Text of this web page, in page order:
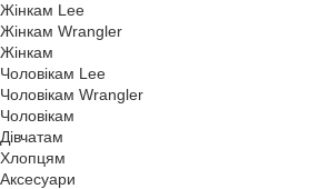
Жінкам Lee
Жінкам Wrangler
Жінкам
Чоловікам Lee
Чоловікам Wrangler
Чоловікам
Дівчатам
Хлопцям
Аксесуари